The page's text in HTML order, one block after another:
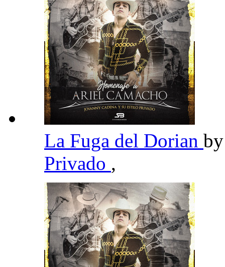
La Fuga del Dorian
Privado ,